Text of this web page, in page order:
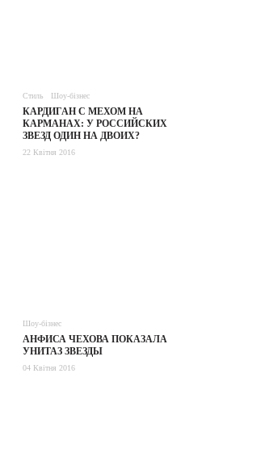
Стиль Шоу-бізнес
КАРДИГАН С МЕХОМ НА
КАРМАНАХ: У РОССИЙСКИХ
ЗВЕЗД ОДИН НА ДВОИХ?
22 Квітня 2016
Шоу-бізнес
АНФИСА ЧЕХОВА ПОКАЗАЛА
УНИТАЗ ЗВЕЗДЫ
04 Квітня 2016